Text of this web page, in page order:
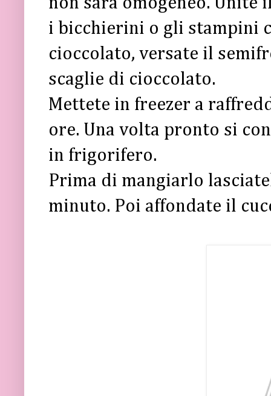
i bicchierini o gli stampini
cioccolato, versate il
scaglie di cioccolato.
Mettete in freezer a
ore. Una volta pronto si
in frigorifero.
Prima di mangiarlo
minuto. Poi affondate il